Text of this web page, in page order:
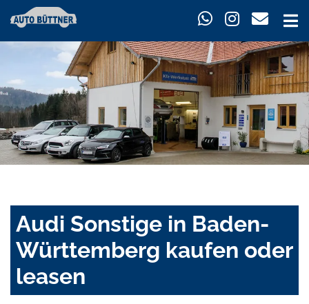
Audi Sonstige in Baden-
Württemberg kaufen oder
leasen